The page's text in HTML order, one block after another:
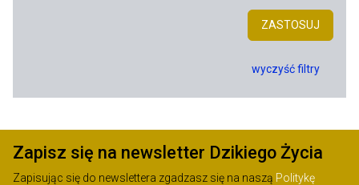
ZASTOSUJ
wyczyść filtry
Zapisz się na newsletter Dzikiego Życia
Zapisując się do newslettera zgadzasz się na naszą Politykę